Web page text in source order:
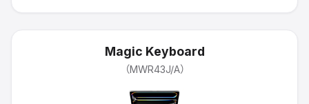
Magic Keyboard
（MWR43J/A）